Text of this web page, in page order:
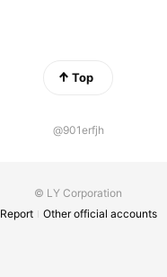
Top
@901erfjh
© LY Corporation
Report
Other official accounts